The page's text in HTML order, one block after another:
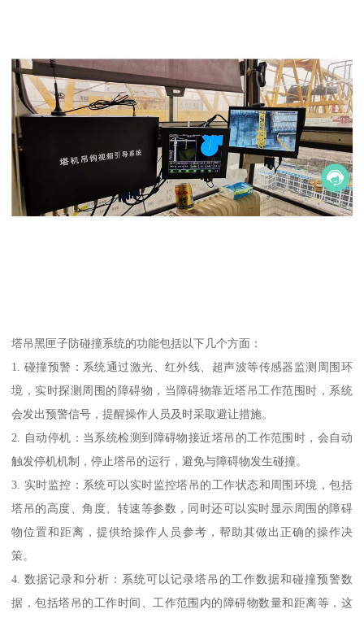
塔吊黑匣子防碰撞系统的功能包括以下几个方面：
1. 碰撞预警：系统通过激光、红外线、超声波等传感器监测周围环
境，实时探测周围的障碍物，当障碍物靠近塔吊工作范围时，系统
会发出预警信号，提醒操作人员及时采取避让措施。
2. 自动停机：当系统检测到障碍物接近塔吊的工作范围时，会自动
触发停机机制，停止塔吊的运行，避免与障碍物发生碰撞。
3. 实时监控：系统可以实时监控塔吊的工作状态和周围环境，包括
塔吊的高度、角度、转速等参数，同时还可以实时显示周围的障碍
物位置和距离，提供给操作人员参考，帮助其做出正确的操作决
策。
4. 数据记录和分析：系统可以记录塔吊的工作数据和碰撞预警数
据，包括塔吊的工作时间、工作范围内的障碍物数量和距离等，这